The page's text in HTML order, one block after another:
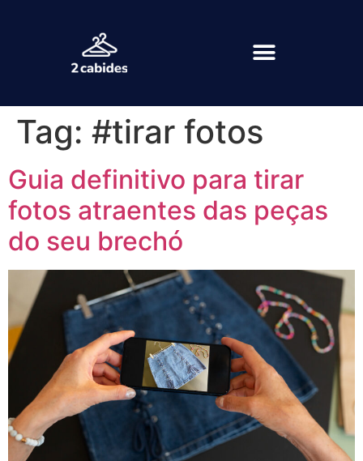
Tag: #tirar fotos
Guia definitivo para tirar
fotos atraentes das peças
do seu brechó